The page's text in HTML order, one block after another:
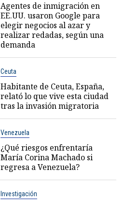
Agentes de inmigración en
EE.UU. usaron Google para
elegir negocios al azar y
realizar redadas, según una
demanda
Ceuta
Habitante de Ceuta, España,
relató lo que vive esta ciudad
tras la invasión migratoria
Venezuela
¿Qué riesgos enfrentaría
María Corina Machado si
regresa a Venezuela?
Investigación